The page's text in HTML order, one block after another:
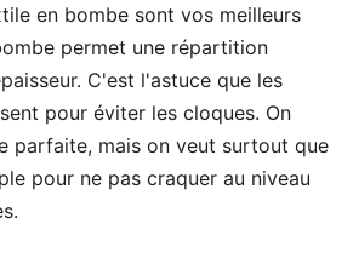
en bombe sont vos meilleurs
permet une répartition
C'est l'astuce que les
pour éviter les cloques. On
parfaite, mais on veut surtout que
pour ne pas craquer au niveau